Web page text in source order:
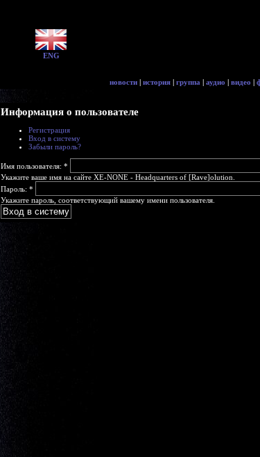
ENG
новости | история | группа | аудио | видео |
Информация о пользователе
Регистрация
Вход в систему
Забыли пароль?
Имя пользователя: *
Укажите ваше имя на сайте XE-NONE - Headquarters of [Rave]olution.
Пароль: *
Укажите пароль, соответствующий вашему имени пользователя.